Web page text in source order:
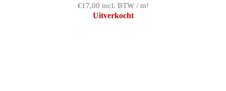
€17,00 incl. BTW / m²
Uitverkocht